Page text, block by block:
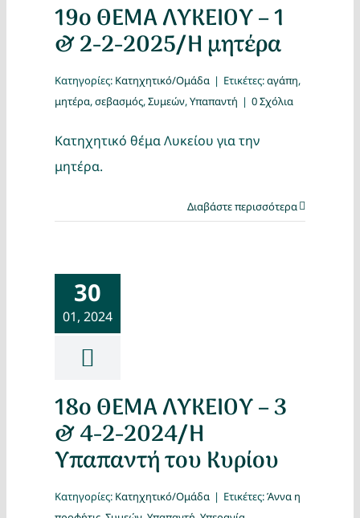
19ο ΘΕΜΑ ΛΥΚΕΙΟΥ – 1
& 2-2-2025/Η μητέρα
Κατηγορίες: Κατηχητικό/Ομάδα | Ετικέτες:αγάπη,
μητέρα,σεβασμός,Συμεών,Υπαπαντή | 0 Σχόλια
Κατηχητικό θέμα Λυκείου για την
μητέρα.
Διαβάστε περισσότερα
30
01, 2024
18ο ΘΕΜΑ ΛΥΚΕΙΟΥ – 3
& 4-2-2024/Η
Υπαπαντή του Κυρίου
Κατηγορίες: Κατηχητικό/Ομάδα | Ετικέτες:Άννα η